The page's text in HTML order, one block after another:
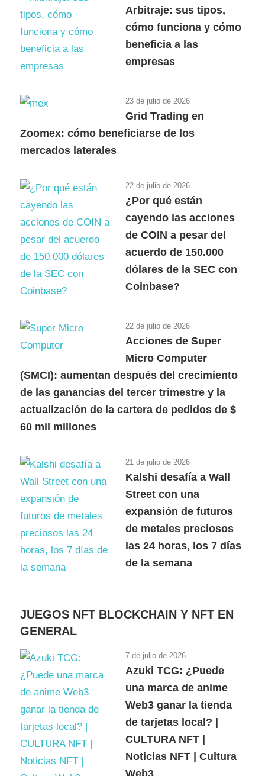
Arbitraje: sus tipos,
cómo funciona y cómo
beneficia a las
empresas
23 de julio de 2026
Grid Trading en
Zoomex: cómo beneficiarse de los
mercados laterales
22 de julio de 2026
¿Por qué están
cayendo las acciones
de COIN a pesar del
acuerdo de 150.000
dólares de la SEC con
Coinbase?
22 de julio de 2026
Acciones de Super
Micro Computer
(SMCI): aumentan después del crecimiento
de las ganancias del tercer trimestre y la
actualización de la cartera de pedidos de $
60 mil millones
21 de julio de 2026
Kalshi desafía a Wall
Street con una
expansión de futuros
de metales preciosos
las 24 horas, los 7 días
de la semana
JUEGOS NFT BLOCKCHAIN Y NFT EN
GENERAL
7 de julio de 2026
Azuki TCG: ¿Puede
una marca de anime
Web3 ganar la tienda
de tarjetas local? |
CULTURA NFT |
Noticias NFT | Cultura
Web3